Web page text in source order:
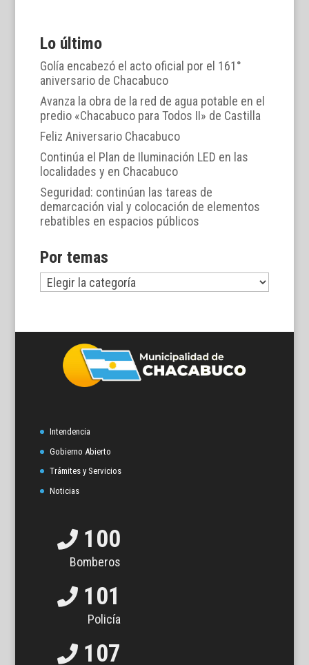
Lo último
Golía encabezó el acto oficial por el 161°
aniversario de Chacabuco
Avanza la obra de la red de agua potable en el
predio «Chacabuco para Todos II» de Castilla
Feliz Aniversario Chacabuco
Continúa el Plan de Iluminación LED en las
localidades y en Chacabuco
Seguridad: continúan las tareas de
demarcación vial y colocación de elementos
rebatibles en espacios públicos
Por temas
Por
temas
Intendencia
Gobierno Abierto
Trámites y Servicios
Noticias
100
Bomberos
101
Policía
107